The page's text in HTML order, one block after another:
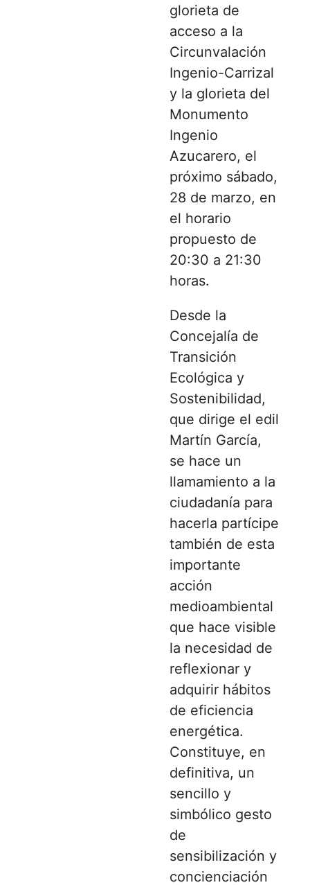
glorieta de
acceso a la
Circunvalación
Ingenio-Carrizal
y la glorieta del
Monumento
Ingenio
Azucarero, el
próximo sábado,
28 de marzo, en
el horario
propuesto de
20:30 a 21:30
horas.
Desde la
Concejalía de
Transición
Ecológica y
Sostenibilidad,
que dirige el edil
Martín García,
se hace un
llamamiento a la
ciudadanía para
hacerla partícipe
también de esta
importante
acción
medioambiental
que hace visible
la necesidad de
reflexionar y
adquirir hábitos
de eficiencia
energética.
Constituye, en
definitiva, un
sencillo y
simbólico gesto
de
sensibilización y
concienciación